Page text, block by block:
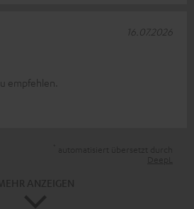
empfehlen.
16.07.2026